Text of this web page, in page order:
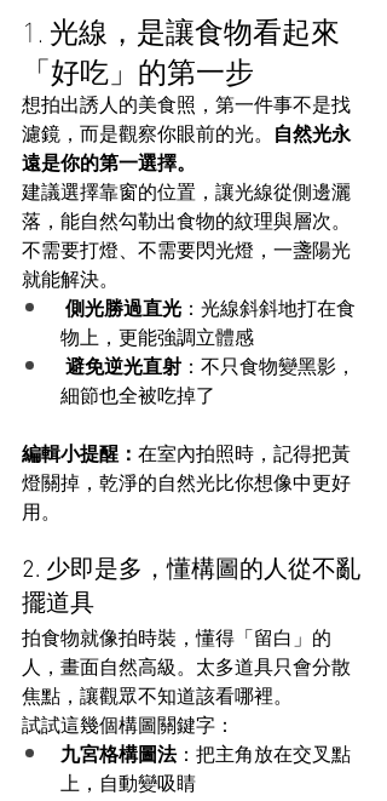
1. 光線，是讓食物看起來
「好吃」的第一步
想拍出誘人的美食照，第一件事不是找
濾鏡，而是觀察你眼前的光。 自然光永
遠是你的第一選擇。
建議選擇靠窗的位置，讓光線從側邊灑
落，能自然勾勒出食物的紋理與層次。
不需要打燈、不需要閃光燈，一盞陽光
就能解決。
側光勝過直光 ：光線斜斜地打在食
物上，更能強調立體感
避免逆光直射 ：不只食物變黑影，
細節也全被吃掉了
編輯小提醒： 在室內拍照時，記得把黃
燈關掉，乾淨的自然光比你想像中更好
用。
2. 少即是多，懂構圖的人從不亂
擺道具
拍食物就像拍時裝，懂得「留白」的
人，畫面自然高級。太多道具只會分散
焦點，讓觀眾不知道該看哪裡。
試試這幾個構圖關鍵字：
九宮格構圖法：把主角放在交叉點
上，自動變吸睛